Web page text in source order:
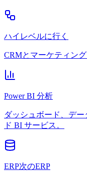
ハイレベルに行く
CRMとマーケティン
Power BI 分析
ダッシュボード、デ
ド BI サービス。
ERP次のERP